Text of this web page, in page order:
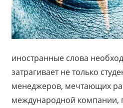
иностранные слова
затрагивает не только
менеджеров, мечтающих
международной компании,